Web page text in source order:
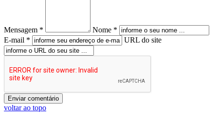
Mensagem *
Nome *
E-mail *
URL do site
voltar ao topo